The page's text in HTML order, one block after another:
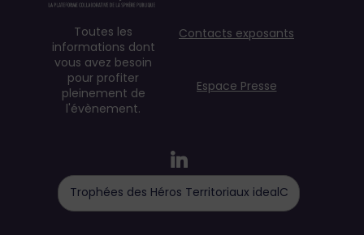
Toutes les
informations dont
vous avez besoin
pour profiter
pleinement de
l'évènement.
Contacts exposants
Espace Presse
Trophées des Héros Territoriaux idealCO